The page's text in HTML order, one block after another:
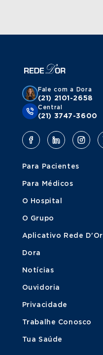
Fale com a Dora
(21) 2101-2658
Central
(21) 3747-3600
Para Pacientes
Para Médicos
O Hospital
O Grupo
Aplicativo Rede D'Or
Dora
Notícias
Ouvidoria
Privacidade
Trabalhe Conosco
Tua Saúde